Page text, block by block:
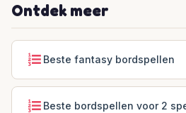
Ontdek meer
Beste fantasy bordspellen
Beste bordspellen voor 2